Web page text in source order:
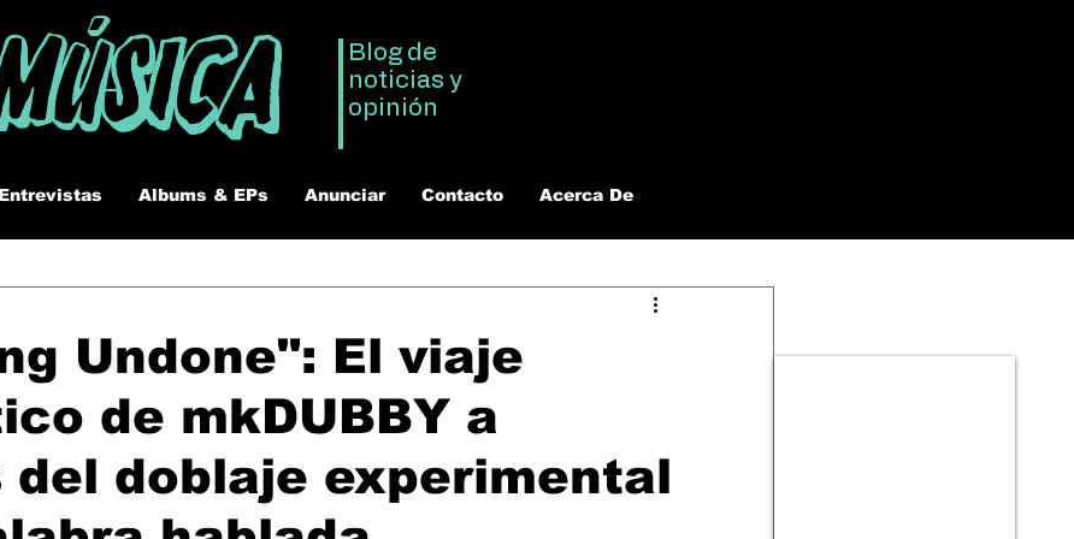
Blog de
noticias y
opinión
Entrevistas Albums & EPs Anunciar Contacto Acerca De
Undone": El viaje
de mkDUBBY a
del doblaje experimental